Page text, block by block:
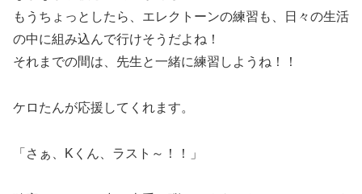
もうちょっとしたら、エレクトーンの練習も、日々の生活
の中に組み込んで行けそうだよね！
それまでの間は、先生と一緒に練習しようね！！
ケロたんが応援してくれます。
「さぁ、Kくん、ラスト～！！」